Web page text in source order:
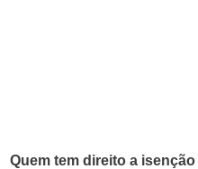
Quem tem direito a isenção